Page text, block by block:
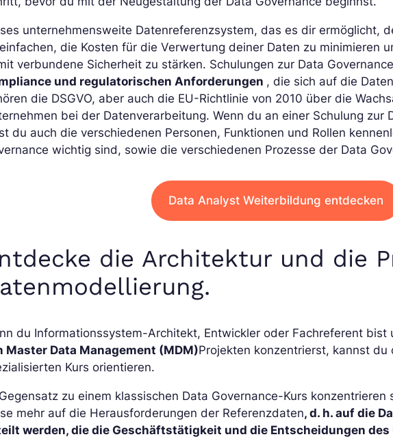
unternehmensweite Datenreferenzsystem, das es dir ermöglicht,
die Kosten für die Verwertung deiner Daten zu minimieren
verbundene Sicherheit zu stärken. Schulungen zur Data
und regulatorischen Anforderungen , die sich auf die
die DSGVO, aber auch die EU-Richtlinie von 2010 über die
bei der Datenverarbeitung. Wenn du an einer Schulung zur
du auch die verschiedenen Personen, Funktionen und Rollen
wichtig sind, sowie die verschiedenen Prozesse der Data
Data Analyst Weiterbildung entdecken
die Architektur und die
du Informationssystem-Architekt, Entwickler oder Fachreferent bist
Master Data Management (MDM)Projekten konzentrierst, kannst du
Kurs orientieren.
zu einem klassischen Data Governance-Kurs
mehr auf die Herausforderungen der Referenzdaten, d. h. auf die
werden, die die Geschäftstätigkeit und die Entscheidungen